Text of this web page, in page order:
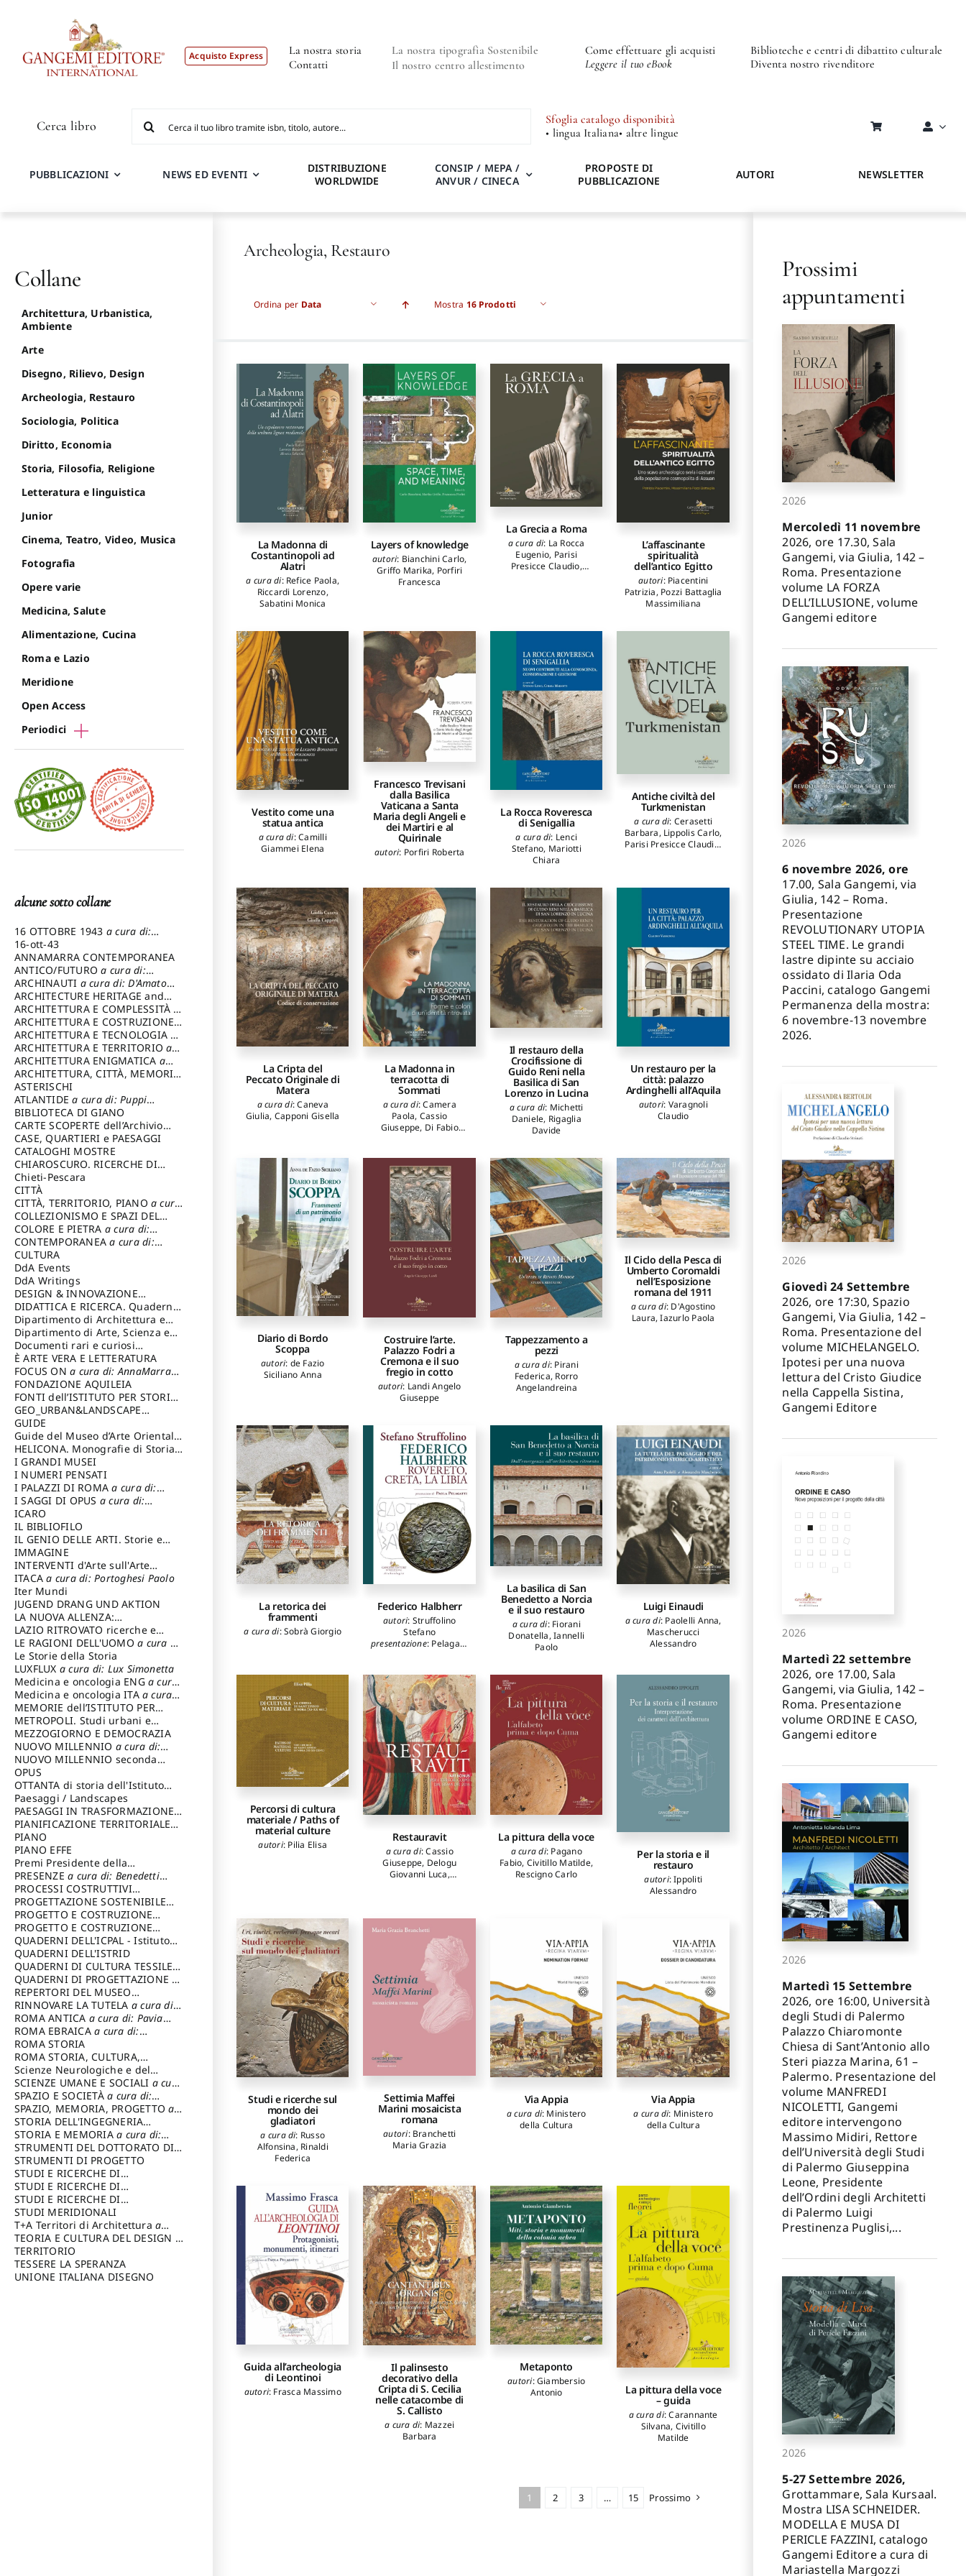
Acquisto Express
La nostra storia
Contatti
La nostra tipografia Sostenibile
Il nostro centro allestimento
Come effettuare gli acquisti
Leggere il tuo eBook
Biblioteche e centri di dibattito culturale
Diventa nostro rivenditore
Cerca libro
per:
Sfoglia catalogo disponibità
• lingua Italiana• altre lingue
PUBBLICAZIONI NEWS ED EVENTI
DISTRIBUZIONE
WORLDWIDE
CONSIP / MEPA /
ANVUR / CINECA
PROPOSTE DI
PUBBLICAZIONE
AUTORI NEWSLETTER
Archeologia, Restauro
Ordina per Data Mostra 16 Prodotti
La Madonna di
Costantinopoli ad
Alatri
a cura di: Refice Paola,
Riccardi Lorenzo,
Sabatini Monica
Layers of knowledge
autori: Bianchini Carlo,
Griffo Marika, Porfiri
Francesca
La Grecia a Roma
a cura di: La Rocca
Eugenio, Parisi
Presicce Claudio,
L’affascinante
spiritualità
dell’antico Egitto
autori: Piacentini
Patrizia, Pozzi Battaglia
Massimiliana
Vestito come una
statua antica
a cura di:Camilli
Giammei Elena
Francesco Trevisani
dalla Basilica
Vaticana a Santa
Maria degli Angeli e
dei Martiri e al
Quirinale
autori: Porfiri Roberta
La Rocca Roveresca
di Senigallia
a cura di: Lenci
Stefano, Mariotti
Chiara
Antiche civiltà del
Turkmenistan
a cura di: Cerasetti
Barbara, Lippolis Carlo,
Parisi Presicce Claudio,
La Cripta del
Peccato Originale di
Matera
a cura di:Caneva
Giulia, Capponi Gisella
La Madonna in
terracotta di
Sommati
a cura di:Camera
Paola, Cassio
Giuseppe, Di Fabio
Il restauro della
Crocifissione di
Guido Reni nella
Basilica di San
Lorenzo in Lucina
a cura di: Michetti
Daniele, Rigaglia
Davide
Un restauro per la
città: palazzo
Ardinghelli all’Aquila
autori: Varagnoli
Claudio
Diario di Bordo
Scoppa
autori: de Fazio
Siciliano Anna
Costruire l’arte.
Palazzo Fodri a
Cremona e il suo
fregio in cotto
autori: Landi Angelo
Giuseppe
Tappezzamento a
pezzi
a cura di: Pirani
Federica, Rorro
Angelandreina
Il Ciclo della Pesca di
Umberto Coromaldi
nell’Esposizione
romana del 1911
a cura di: D'Agostino
Laura,Iazurlo Paola
La retorica dei
frammenti
a cura di:Sobrà Giorgio
Federico Halbherr
autori: Struffolino
Stefano
presentazione: Pelagatti
Emanuele,Salomoni
Patricia
La basilica di San
Benedetto a Norcia
e il suo restauro
a cura di: Fiorani
Donatella,Iannelli
Paolo
Luigi Einaudi
a cura di: Paolelli Anna,
Mascherucci
Alessandro
Percorsi di cultura
materiale / Paths of
material culture
autori: Pilia Elisa
Restauravit
a cura di:Cassio
Giuseppe, Delogu
Giovanni Luca,
La pittura della voce
a cura di: Pagano
Fabio, Civitillo Matilde,
Rescigno Carlo
Per la storia e il
restauro
autori:Ippoliti
Alessandro
Studi e ricerche sul
mondo dei
gladiatori
a cura di: Russo
Alfonsina, Rinaldi
Federica
Settimia Maffei
Marini mosaicista
romana
autori: Branchetti
Maria Grazia
Via Appia
a cura di: Ministero
della Cultura
Via Appia
a cura di: Ministero
della Cultura
Guida all’archeologia
di Leontinoi
autori: Frasca Massimo
Il palinsesto
decorativo della
Cripta di S. Cecilia
nelle catacombe di
S. Callisto
a cura di: Mazzei
Barbara
Metaponto
autori:Giambersio
Antonio
La pittura della voce
– guida
a cura di:Carannante
Silvana, Civitillo
Matilde
1 2 3 … 15 Prossimo
Collane
Architettura, Urbanistica,
Ambiente
Arte
Disegno, Rilievo, Design
Archeologia, Restauro
Sociologia, Politica
Diritto, Economia
Storia, Filosofia, Religione
Letteratura e linguistica
Junior
Cinema, Teatro, Video, Musica
Fotografia
Opere varie
Medicina, Salute
Alimentazione, Cucina
Roma e Lazio
Meridione
Open Access
Periodici
alcune sotto collane
16 OTTOBRE 1943 a cura di:
Pezzetti Marcello
16-ott-43
ANNAMARRA CONTEMPORANEA
ANTICO/FUTUROa cura di:
Varagnoli Claudio
ARCHINAUTI a cura di: D'Amato
Claudio
ARCHITECTURE HERITAGE and
DESIGN
ARCHITETTURA E COMPLESSITÀ a
cura di: Piva Antonio
ARCHITETTURA E COSTRUZIONEa
cura di: Poretti Sergio
ARCHITETTURA E TECNOLOGIA a
cura di: Carrara Gianfranco
ARCHITETTURA E TERRITORIOa
cura di: Pietrogrande Enrico
ARCHITETTURA ENIGMATICA a
cura di: Lenci Ruggero
ARCHITETTURA, CITTÀ, MEMORIA
a cura di: Valeriani Enrico
ASTERISCHI
ATLANTIDEa cura di: Puppi
Lionello
BIBLIOTECA DI GIANO
CARTE SCOPERTE dell’Archivio
Storico Capitolino
CASE, QUARTIERI e PAESAGGI
CATALOGHI MOSTRE
CHIAROSCURO. RICERCHE DI
STORIA E STORIA DELL'ARTE
cura di: Di Carpegna Falconieri
Tommaso
Chieti-Pescara
CITTÀ
CITTÀ, TERRITORIO, PIANO a cura
di: Imbesi Giuseppe
COLLEZIONISMO E SPAZI DEL
COLLEZIONISMO a cura di:
Magnani Lauro
COLORE E PIETRA a cura di:
Selvaggi Giuseppe
CONTEMPORANEAa cura di:
Gubinelli Luna
CULTURA
DdA Events
DdA Writings
DESIGN & INNOVAZIONE
TECNOLOGICAa cura di: Vallicelli
Andrea
DIDATTICA E RICERCA. Quaderni
della Scuola
Dipartimento di Architettura e
Analisi della Città Mediterranea
Dipartimento di Arte, Scienza e
Tecnica del Costuire
Documenti rari e curiosi
dall'Archivio Segreto
È ARTE VERA E LETTERATURA
FOCUS ONa cura di: AnnaMarra
Contemporanea
FONDAZIONE AQUILEIA
FONTI dell’ISTITUTO PER STORIA
DEL RISORGIMENTO
GEO_URBAN&LANDSCAPE
PLANNING (GULP)
Trusiani Elio
GUIDE
Guide del Museo d’Arte Orientale
“Giuseppe Tucci”
HELICONA. Monografie di Storia
dell'Artea cura di: Gallo Marco
I GRANDI MUSEI
I NUMERI PENSATI
I PALAZZI DI ROMAa cura di:
Ippoliti Alessandro
I SAGGI DI OPUS a cura di:
Scalesse Tommaso
ICARO
IL BIBLIOFILO
IL GENIO DELLE ARTI. Storie e
interpretazione
IMMAGINE
INTERVENTI d'Arte sull'Arte
dedicata alla cultura della
conservazione d’arte
Fondazione Paola Droghetti onlus
ITACAa cura di: Portoghesi Paolo
Iter Mundi
JUGEND DRANG UND AKTION
LA NUOVA ALLENZA:
ARCHITETTURA & AMBIENTE
LAZIO RITROVATO ricerche e
restauri
LE RAGIONI DELL'UOMOa cura di:
Lombardi Satriani Luigi
Le Storie della Storia
LUXFLUX a cura di: Lux Simonetta
Medicina e oncologia ENG a cura
di: Lopez Massimo
Medicina e oncologia ITA a cura
di: Lopez Massimo
MEMORIE dell’ISTITUTO PER
STORIA DEL RISORGIMENTO
METROPOLI. Studi urbani e
regionali
MEZZOGIORNO E DEMOCRAZIA
NUOVO MILLENNIO a cura di:
Capaldo Pellegrino
NUOVO MILLENNIO seconda
serie
Francesco
OPUS
OTTANTA di storia dell'Istituto
storia dell’Istitutoa cura di:
Cavalieri Patrizia
Paesaggi / Landscapes
PAESAGGI IN TRASFORMAZIONEa
cura di: Corti Enrico A.
PIANIFICAZIONE TERRITORIALE
URBANISTICA ED AMBIENTALE
cura di: Costa Enrico
PIANO
PIANO EFFE
Premi Presidente della
Repubblica
PRESENZEa cura di: Benedetti
Sandro
PROCESSI COSTRUTTIVI
DELL'ARCHITETTURAa cura di:
Ippoliti Alessandro
PROGETTAZIONE SOSTENIBILE
PARTECIPATA
PROGETTO E COSTRUZIONE
DELL’ARCHITETTURA
PROGETTO E COSTRUZIONE
SOSTENIBILE
QUADERNI DELL'ICPAL - Istituto
centrale per il restauro e la
conservazione del patrimonio
archivistico e librario
QUADERNI DELL'ISTRID
QUADERNI DI CULTURA TESSILEa
cura di: Crispolti Livia
QUADERNI DI PROGETTAZIONE a
cura di: Giura Longo Tommaso
REPERTORI DEL MUSEO
CENTRALE DEL RISORGIMENTOa
cura di: Pizzo Marco
RINNOVARE LA TUTELA a cura di:
Cicalò Enrico
ROMA ANTICA a cura di: Pavia
Carlo
ROMA EBRAICAa cura di:
Procaccia Claudio
ROMA STORIA
ROMA STORIA, CULTURA,
IMMAGINEa cura di: Fagiolo
Marcello
Scienze Neurologiche e del
Comportamento
SCIENZE UMANE E SOCIALI a cura
di: Iannizzi Salvatore
SPAZIO E SOCIETÀa cura di:
Cassetti Roberto
SPAZIO, MEMORIA, PROGETTOa
cura di: Rossi Massimo
STORIA DELL'INGEGNERIA
STRUTTURALE IN ITALIAa cura di:
Poretti Sergio
STORIA E MEMORIAa cura di:
Rossi Lauro
STRUMENTI DEL DOTTORATO DI
RICERCA IN RILIEVO E
RAPPRESENTAZIONE
DELL’ARCHITETTURA E
DELL’AMBIENTEa cura di: Migliari
Riccardo
STRUMENTI DI PROGETTO
STUDI E RICERCHE DI
ARCHEOLOGIA IN SICILIA
di: Pelagatti Paola
STUDI E RICERCHE DI
ARCHITETTURA del Dipartimento
di Architettura Università degli
Studi G. d' Annunzio
STUDI E RICERCHE DI
ARCHITETTURA del Dipartimento
di Architettura Università degli
Studi G. d' Annunzio, Chieti-
Pescaraa cura di: Fusero Paolo
STUDI MERIDIONALI
T+A Territori di Architetturaa
cura di: Ramazzotti Luigi
TEORIA E CULTURA DEL DESIGN a
cura di: Furlanis Giuseppe
TERRITORIO
TESSERE LA SPERANZA
UNIONE ITALIANA DISEGNO
Prossimi
appuntamenti
2026
Mercoledì 11 novembre
2026, ore 17.30, Sala
Gangemi, via Giulia, 142 –
Roma. Presentazione
volume LA FORZA
DELL’ILLUSIONE, volume
Gangemi editore
2026
6 novembre 2026, ore
17.00, Sala Gangemi, via
Giulia, 142 – Roma.
Presentazione
REVOLUTIONARY UTOPIA
STEEL TIME. Le grandi
lastre dipinte su acciaio
ossidato di Ilaria Oda
Paccini, catalogo Gangemi
Permanenza della mostra:
6 novembre-13 novembre
2026.
2026
Giovedì 24 Settembre
2026, ore 17:30, Spazio
Gangemi, Via Giulia, 142 –
Roma. Presentazione del
volume MICHELANGELO.
Ipotesi per una nuova
lettura del Cristo Giudice
nella Cappella Sistina,
Gangemi Editore
2026
Martedì 22 settembre
2026, ore 17.00, Sala
Gangemi, via Giulia, 142 –
Roma. Presentazione
volume ORDINE E CASO,
Gangemi editore
2026
Martedì 15 Settembre
2026, ore 16:00, Università
degli Studi di Palermo
Palazzo Chiaromonte
Chiesa di Sant’Antonio allo
Steri piazza Marina, 61 –
Palermo. Presentazione del
volume MANFREDI
NICOLETTI, Gangemi
editore intervengono
Massimo Midiri, Rettore
dell’Università degli Studi
di Palermo Giuseppina
Leone, Presidente
dell’Ordini degli Architetti
di Palermo Luigi
Prestinenza Puglisi,...
2026
5-27 Settembre 2026,
Grottammare, Sala Kursaal.
Mostra LISA SCHNEIDER.
MODELLA E MUSA DI
PERICLE FAZZINI, catalogo
Gangemi Editore a cura di
Mariastella Margozzi